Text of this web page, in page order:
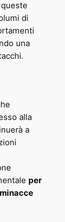
di
una
alla
a
per